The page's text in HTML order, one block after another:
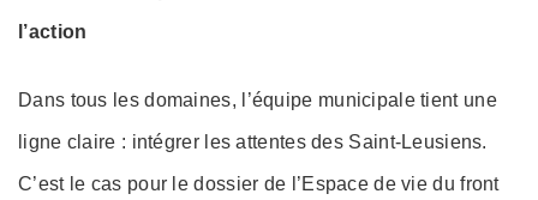
l’action
Dans tous les domaines, l’équipe municipale tient une
ligne claire : intégrer les attentes des Saint-Leusiens.
C’est le cas pour le dossier de l’Espace de vie du front